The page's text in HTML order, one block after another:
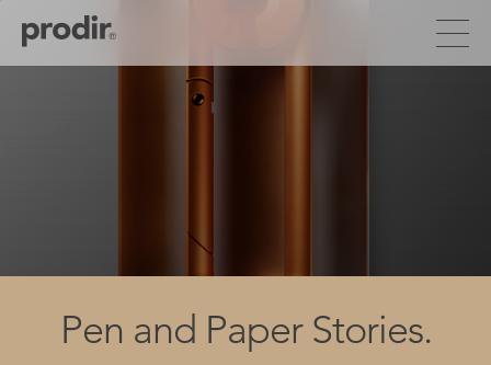
основному
Pen and Paper Stories.